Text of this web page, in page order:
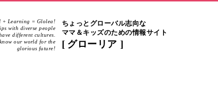
+ Learning = Glolea!
with diverse people
different cultures.
our world for the
glorious future!
ちょっとグローバル志向な
ママ＆キッズのための情報サイト
グローリア